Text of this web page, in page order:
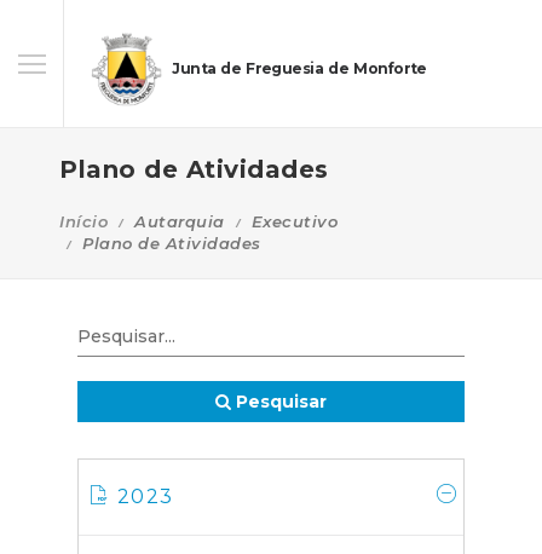
Junta de Freguesia de Monforte
Plano de Atividades
Início Autarquia
Executivo
Plano de Atividades
Pesquisar
2023